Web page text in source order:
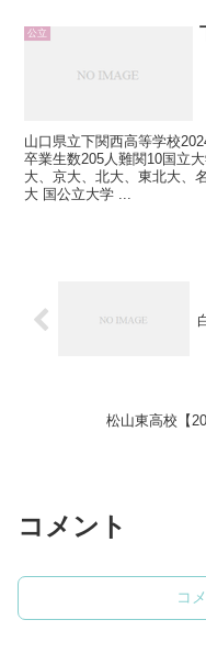
公立
山口県立下関西高等学校
卒業生数205人難関10国立
大、京大、北大、東北大、
大 国公立大学 ...
松山東高校【
コメント
コ